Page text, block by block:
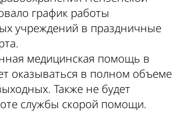
график работы
учреждений в праздничные
медицинская помощь в
оказываться в полном объеме
Также не будет
службы скорой помощи.